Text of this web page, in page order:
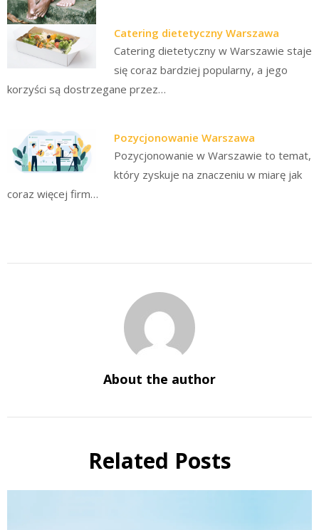
Catering dietetyczny Warszawa
Catering dietetyczny w Warszawie staje
się coraz bardziej popularny, a jego
korzyści są dostrzegane przez…
Pozycjonowanie Warszawa
Pozycjonowanie w Warszawie to temat,
który zyskuje na znaczeniu w miarę jak
coraz więcej firm…
About the author
Related Posts